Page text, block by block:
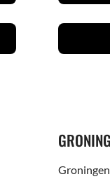
Groningen